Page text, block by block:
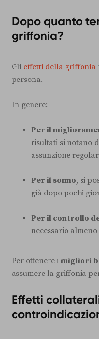
Dopo quanto
griffonia?
Gli effetti della griffonia
persona.
In genere:
Per il
risultati si notano
assunzione
Per il sonno, si
già dopo pochi
Per il controllo
necessario almeno
Per ottenere i migliori
assumere la griffonia
Effetti